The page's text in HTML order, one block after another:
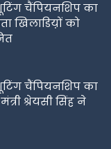
चैंपियनशिप का
खिलाडिय़ों को
चैंपियनशिप का
श्रेयसी सिंह ने